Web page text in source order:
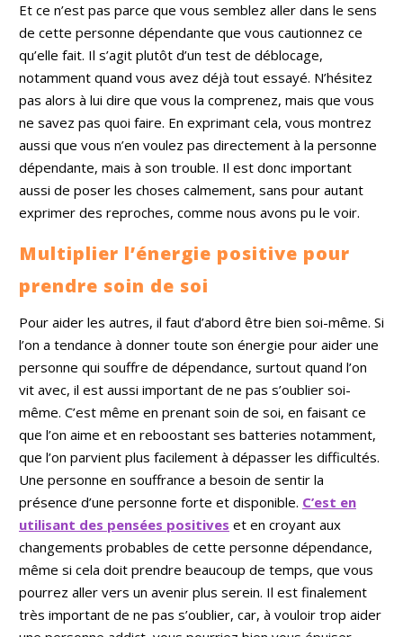
Et ce n’est pas parce que vous semblez aller dans le sens
de cette personne dépendante que vous cautionnez ce
qu’elle fait. Il s’agit plutôt d’un test de déblocage,
notamment quand vous avez déjà tout essayé. N’hésitez
pas alors à lui dire que vous la comprenez, mais que vous
ne savez pas quoi faire. En exprimant cela, vous montrez
aussi que vous n’en voulez pas directement à la personne
dépendante, mais à son trouble. Il est donc important
aussi de poser les choses calmement, sans pour autant
exprimer des reproches, comme nous avons pu le voir.
Multiplier l’énergie positive pour
prendre soin de soi
Pour aider les autres, il faut d’abord être bien soi-même. Si
l’on a tendance à donner toute son énergie pour aider une
personne qui souffre de dépendance, surtout quand l’on
vit avec, il est aussi important de ne pas s’oublier soi-
même. C’est même en prenant soin de soi, en faisant ce
que l’on aime et en reboostant ses batteries notamment,
que l’on parvient plus facilement à dépasser les difficultés.
Une personne en souffrance a besoin de sentir la
présence d’une personne forte et disponible. C’est en
utilisant des pensées positives et en croyant aux
changements probables de cette personne dépendance,
même si cela doit prendre beaucoup de temps, que vous
pourrez aller vers un avenir plus serein. Il est finalement
très important de ne pas s’oublier, car, à vouloir trop aider